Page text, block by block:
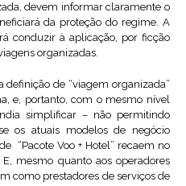
devem informar claramente o
da proteção do regime. A
conduzir à aplicação, por ficção
organizadas.
de “viagem organizada”
e, portanto, com o mesmo nível
simplificar – não permitindo
os atuais modelos de negócio
“Pacote Voo + Hotel” recaem no
mesmo quanto aos operadores
como prestadores de serviços de